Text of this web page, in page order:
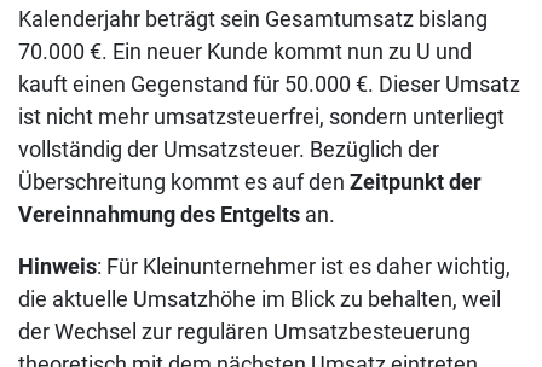
Kalenderjahr beträgt sein Gesamtumsatz bislang
70.000 €. Ein neuer Kunde kommt nun zu U und
kauft einen Gegenstand für 50.000 €. Dieser Umsatz
ist nicht mehr umsatzsteuerfrei, sondern unterliegt
vollständig der Umsatzsteuer. Bezüglich der
Überschreitung kommt es auf den Zeitpunkt der
Vereinnahmung des Entgelts an.
Hinweis: Für Kleinunternehmer ist es daher wichtig,
die aktuelle Umsatzhöhe im Blick zu behalten, weil
der Wechsel zur regulären Umsatzbesteuerung